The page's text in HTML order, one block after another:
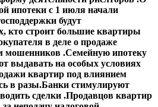
ипотеки с 1 июля начали
будут
кто строит большие квартиры
в деле о продаже
мошенников .Семейную ипотеку
выдавать на особых условиях
квартир под влиянием
в разы.Банки стимулируют
сделки .Продавцов квартир